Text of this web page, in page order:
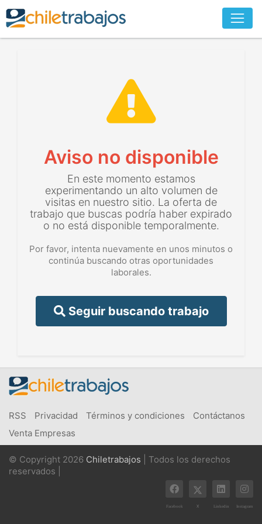
Aviso no disponible
En este momento estamos
experimentando un alto volumen de
visitas en nuestro sitio. La oferta de
trabajo que buscas podría haber expirado
o no está disponible temporalmente.
Por favor, intenta nuevamente en unos minutos o
continúa buscando otras oportunidades
laborales.
Seguir buscando trabajo
RSS Privacidad Términos y condiciones
Contáctanos
Venta Empresas
© Copyright 2026 Chiletrabajos | Todos los derechos
reservados |
Facebook X Linkedin Instagram